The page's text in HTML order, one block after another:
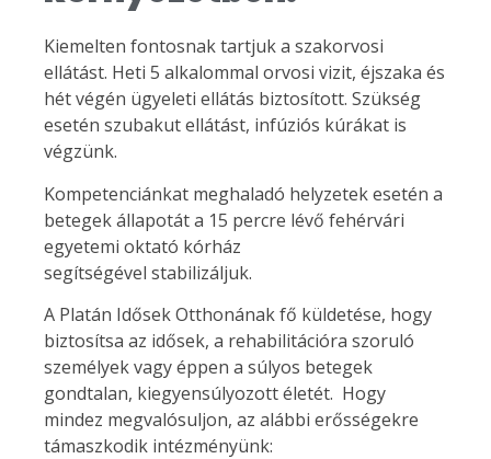
Kiemelten fontosnak tartjuk a szakorvosi
ellátást. Heti 5 alkalommal orvosi vizit, éjszaka és
hét végén ügyeleti ellátás biztosított. Szükség
esetén szubakut ellátást, infúziós kúrákat is
végzünk.
Kompetenciánkat meghaladó helyzetek esetén a
betegek állapotát a 15 percre lévő fehérvári
egyetemi oktató kórház
segítségével stabilizáljuk.
A Platán Idősek Otthonának fő küldetése, hogy
biztosítsa az idősek, a rehabilitációra szoruló
személyek vagy éppen a súlyos betegek
gondtalan, kiegyensúlyozott életét. Hogy
mindez megvalósuljon, az alábbi erősségekre
támaszkodik intézményünk: